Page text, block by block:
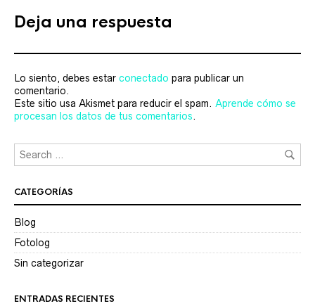
Deja una respuesta
Lo siento, debes estar conectado para publicar un
comentario.
Este sitio usa Akismet para reducir el spam. Aprende cómo se
procesan los datos de tus comentarios.
CATEGORÍAS
Blog
Fotolog
Sin categorizar
ENTRADAS RECIENTES